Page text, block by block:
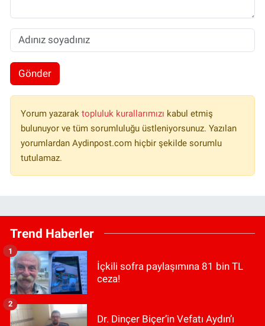
Gönder
Yorum yazarak topluluk kurallarımızı kabul etmiş
bulunuyor ve tüm sorumluluğu üstleniyorsunuz. Yazılan
yorumlardan Aydinpost.com hiçbir şekilde sorumlu
tutulamaz.
Trend Haberler
İçkili sofra paylaşımına 81 bin TL
ceza!
1
Dr. Dinçer Biçer’in Vefatı Aydın’ı
2